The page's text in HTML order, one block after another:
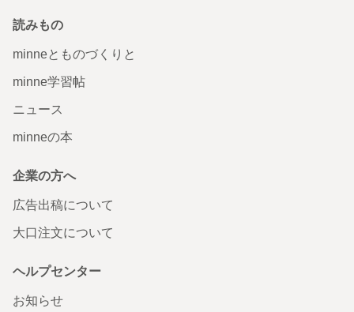
読みもの
minneとものづくりと
minne学習帖
ニュース
minneの本
企業の方へ
広告出稿について
大口注文について
ヘルプセンター
お知らせ